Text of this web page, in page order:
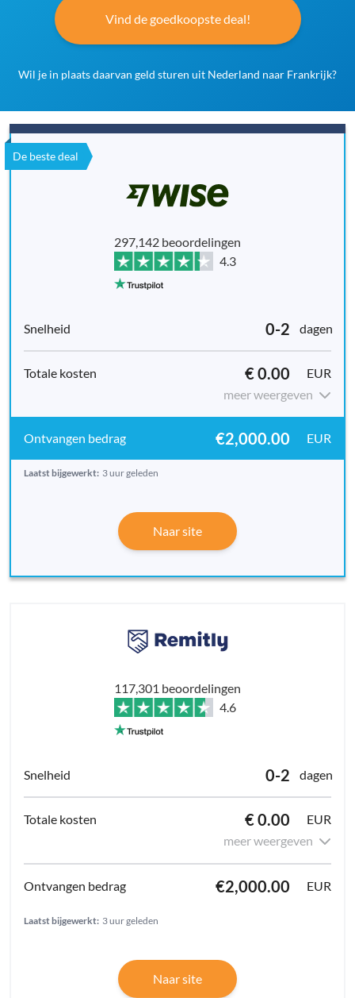
Vind de goedkoopste deal!
Wil je in plaats daarvan geld sturen uit Nederland naar Frankrijk?
De beste deal
297,142 beoordelingen
4.3
0-2 dagen
€ 0.00
EUR
meer weergeven
€2,000.00 EUR
Laatst bijgewerkt: 3 uur geleden
Naar site
117,301 beoordelingen
4.6
0-2 dagen
€ 0.00
EUR
meer weergeven
€2,000.00 EUR
Laatst bijgewerkt: 3 uur geleden
Naar site